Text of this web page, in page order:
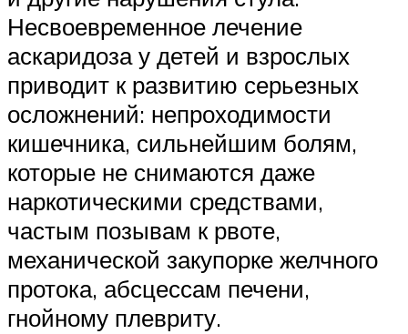
Несвоевременное лечение
аскаридоза у детей и взрослых
приводит к развитию серьезных
осложнений: непроходимости
кишечника, сильнейшим болям,
которые не снимаются даже
наркотическими средствами,
частым позывам к рвоте,
механической закупорке желчного
протока, абсцессам печени,
гнойному плевриту.